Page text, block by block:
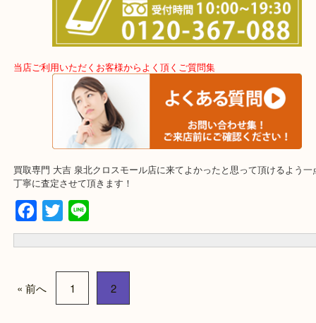
今ではカレラはタグホイヤーの中でも人気デザインとなっておりま
取のご相談はお気軽にご来店下さい。
★当店特徴★
・クロスモールにある店舗なのでお買い物中にもお立ち寄りしやす
んです！
・土日祝日休まず年中無休で営業中！※年末年始除く
・全国280ヶ所で展開しているのでスケールメリットで高額査定！
・貴金属などのお品以外にも絵画や骨董品・家電なども幅広く鑑定
☆出張買取エリア☆
堺市,堺市南区,堺市中区,堺市北区,堺市東区,和泉市,泉大津市,岸和田
上記に記載がないエリアでもご相談下さい！！